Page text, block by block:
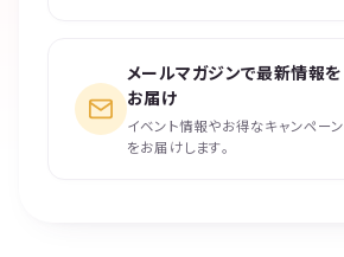
メールマガジンで最新情報を
お届け
イベント情報やお得なキャンペーン
をお届けします。